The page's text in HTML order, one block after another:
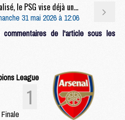
Club : Le « back to back » réalisé, le PSG vise déjà une 3e étoile
31 mai 2026 à 12:06
de l'article sous les
League
1
Finale